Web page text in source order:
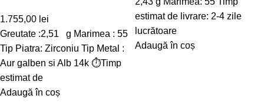
1.755,00 lei
Greutate :2,51 g Marimea : 55
Tip Piatra: Zirconiu Tip Metal :
Aur galben si Alb 14k ⏱️Timp
estimat de
Adaugă în coș
estimat de livrare: 2-4 zile
lucrătoare
Adaugă în coș